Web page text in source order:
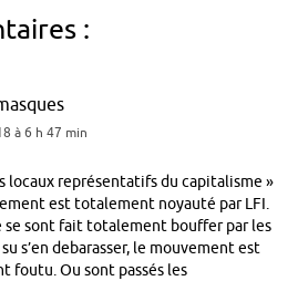
:
à 6 h 47 min
locaux représentatifs du capitalisme »
est totalement noyauté par LFI.
se sont fait totalement bouffer par les
s’en debarasser, le mouvement est
foutu. Ou sont passés les